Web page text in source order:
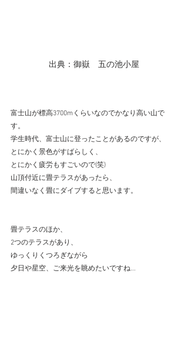
出典：御嶽　五の池小屋
富士山が標高3700mくらいなのでかなり高い山で
す。
学生時代、富士山に登ったことがあるのですが、
とにかく景色がすばらしく、
とにかく疲労もすごいので(笑)
山頂付近に畳テラスがあったら、
間違いなく畳にダイブすると思います。
畳テラスのほか、
2つのテラスがあり、
ゆっくりくつろぎながら
夕日や星空、ご来光を眺めたいですね...